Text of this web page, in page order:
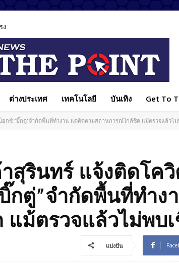
ง
ต่างประเทศ เทคโนโลยี บันเทิง Get To
กซ์ "บิ๊กตู่"จำกัดพื้นที่ทำงาน แต่ติดตามสถานการณ์ใกล้ชิด แม้ตรวจแล้วไม่
สุรินทร์ แจ้งติดโค
กตู่”จำกัดพื้นที่ทำง
ม้ตรวจแล้วไม่พบ
แบ่งปัน